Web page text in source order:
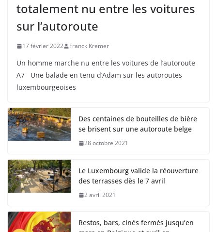
totalement nu entre les voitures
sur l’autoroute
17 février 2022 Franck Kremer
Un homme marche nu entre les voitures de l’autoroute
A7 Une balade en tenu d’Adam sur les autoroutes
luxembourgeoises
Des centaines de bouteilles de bière
se brisent sur une autoroute belge
28 octobre 2021
Le Luxembourg valide la réouverture
des terrasses dès le 7 avril
2 avril 2021
Restos, bars, cinés fermés jusqu’en